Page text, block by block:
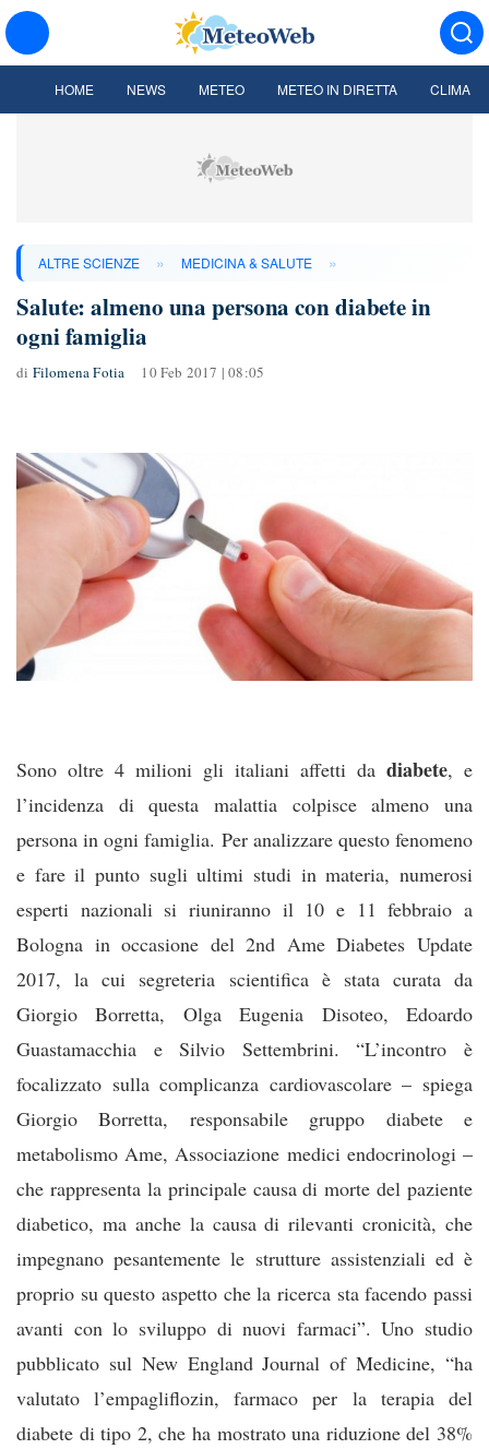
HOME NEWS METEO METEO IN DIRETTA CLIMA
ALTRE SCIENZE » MEDICINA & SALUTE »
Salute: almeno una persona con diabete in
ogni famiglia
di Filomena Fotia 10 Feb 2017 | 08:05
Sono oltre 4 milioni gli italiani affetti da diabete, e
l’incidenza di questa malattia colpisce almeno una
persona in ogni famiglia. Per analizzare questo fenomeno
e fare il punto sugli ultimi studi in materia, numerosi
esperti nazionali si riuniranno il 10 e 11 febbraio a
Bologna in occasione del 2nd Ame Diabetes Update
2017, la cui segreteria scientifica è stata curata da
Giorgio Borretta, Olga Eugenia Disoteo, Edoardo
Guastamacchia e Silvio Settembrini. “L’incontro è
focalizzato sulla complicanza cardiovascolare – spiega
Giorgio Borretta, responsabile gruppo diabete e
metabolismo Ame, Associazione medici endocrinologi –
che rappresenta la principale causa di morte del paziente
diabetico, ma anche la causa di rilevanti cronicità, che
impegnano pesantemente le strutture assistenziali ed è
proprio su questo aspetto che la ricerca sta facendo passi
avanti con lo sviluppo di nuovi farmaci”. Uno studio
pubblicato sul New England Journal of Medicine, “ha
valutato l’empagliflozin, farmaco per la terapia del
diabete di tipo 2, che ha mostrato una riduzione del 38%